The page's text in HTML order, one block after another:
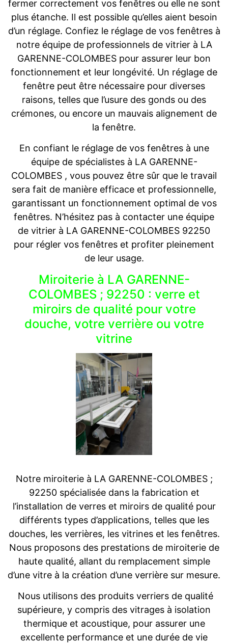
fermer correctement vos fenêtres ou elle ne sont
plus étanche. Il est possible qu’elles aient besoin
d’un réglage. Confiez le réglage de vos fenêtres à
notre équipe de professionnels de vitrier à LA
GARENNE-COLOMBES pour assurer leur bon
fonctionnement et leur longévité. Un réglage de
fenêtre peut être nécessaire pour diverses
raisons, telles que l’usure des gonds ou des
crémones, ou encore un mauvais alignement de
la fenêtre.
En confiant le réglage de vos fenêtres à une
équipe de spécialistes à LA GARENNE-
COLOMBES , vous pouvez être sûr que le travail
sera fait de manière efficace et professionnelle,
garantissant un fonctionnement optimal de vos
fenêtres. N’hésitez pas à contacter une équipe
de vitrier à LA GARENNE-COLOMBES 92250
pour régler vos fenêtres et profiter pleinement
de leur usage.
Miroiterie à LA GARENNE-
COLOMBES ; 92250 : verre et
miroirs de qualité pour votre
douche, votre verrière ou votre
vitrine
Notre miroiterie à LA GARENNE-COLOMBES ;
92250 spécialisée dans la fabrication et
l’installation de verres et miroirs de qualité pour
différents types d’applications, telles que les
douches, les verrières, les vitrines et les fenêtres.
Nous proposons des prestations de miroiterie de
haute qualité, allant du remplacement simple
d’une vitre à la création d’une verrière sur mesure.
Nous utilisons des produits verriers de qualité
supérieure, y compris des vitrages à isolation
thermique et acoustique, pour assurer une
excellente performance et une durée de vie